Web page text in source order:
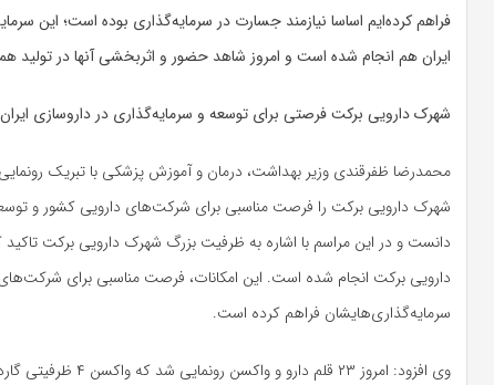
فراهم کرده‌ایم اساسا نیازمند جسارت در سرمایه‌گذاری بوده است؛ این
ایران هم انجام شده است و امروز شاهد حضور و اثربخشی آنها در تولید
شهرک دارویی برکت فرصتی برای توسعه و سرمایه‌گذاری‌ در داروسازی
شهرک دارویی برکت را فرصت مناسبی برای شرکت‌های دارویی کشور و
دانست و در این مراسم با اشاره به ظرفیت بزرگ شهرک دارویی برکت
دارویی برکت انجام شده است. این امکانات، فرصت مناسبی برای
سرمایه‌گذاری‌هایشان فراهم کرده است.
وی افزود: امروز ٢٣ قلم